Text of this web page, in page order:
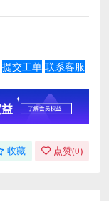
提交工单 联系客服
收藏 点赞(0)